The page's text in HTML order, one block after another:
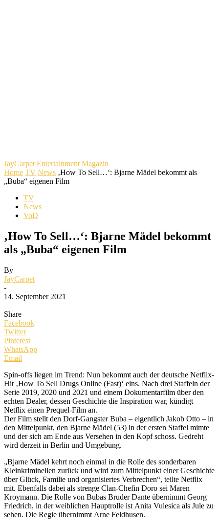
JayCarpet Entertainment Magazin
Home TV News ‚How To Sell…‘: Bjarne Mädel bekommt als
„Buba“ eigenen Film
TV
News
VoD
‚How To Sell…‘: Bjarne Mädel bekommt
als „Buba“ eigenen Film
By
JayCarpet
-
14. September 2021
Share
Facebook
Twitter
Pinterest
WhatsApp
Email
Spin-offs liegen im Trend: Nun bekommt auch der deutsche Netflix-
Hit ‚How To Sell Drugs Online (Fast)‘ eins. Nach drei Staffeln der
Serie 2019, 2020 und 2021 und einem Dokumentarfilm über den
echten Dealer, dessen Geschichte die Inspiration war, kündigt
Netflix einen Prequel-Film an.
Der Film stellt den Dorf-Gangster Buba – eigentlich Jakob Otto – in
den Mittelpunkt, den Bjarne Mädel (53) in der ersten Staffel mimte
und der sich am Ende aus Versehen in den Kopf schoss. Gedreht
wird derzeit in Berlin und Umgebung.
„Bjarne Mädel kehrt noch einmal in die Rolle des sonderbaren
Kleinkriminellen zurück und wird zum Mittelpunkt einer Geschichte
über Glück, Familie und organisiertes Verbrechen“, teilte Netflix
mit. Ebenfalls dabei als strenge Clan-Chefin Doro sei Maren
Kroymann. Die Rolle von Bubas Bruder Dante übernimmt Georg
Friedrich, in der weiblichen Hauptrolle ist Anita Vulesica als Jule zu
sehen. Die Regie übernimmt Arne Feldhusen.